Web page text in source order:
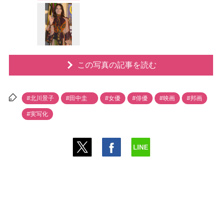
この写真の記事を読む
#北川景子 #田中圭 #女優 #俳優 #映画 #邦画
#実写化